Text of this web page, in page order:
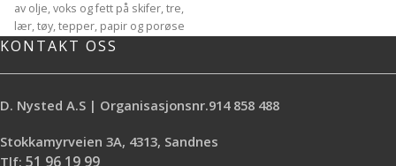
av olje, voks og fett på skifer, tre,
lær, tøy, tepper, papir og porøse
materialer. Flekkfjerningspulveret
Møbelrens.
olje,voks ect.
vin,kaffe ect
KONTAKT OSS
D. Nysted A.S | Organisasjonsnr.914 858 488
Stokkamyrveien 3A, 4313, Sandnes
Tlf: 51 96 19 99